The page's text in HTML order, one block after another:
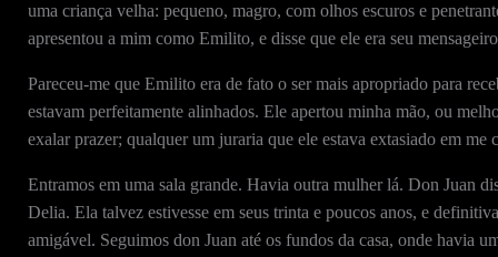
uma criança velha: pequeno, magro, com olhos escuros e
apresentou a mim como Emilito, e disse que ele era seu
Pareceu-me que Emilito era de fato o ser mais apropriado para
estavam perfeitamente alinhados. Ele apertou minha mão, ou
exalar prazer; qualquer um juraria que ele estava extasiado em
Entramos em uma sala grande. Havia outra mulher lá. Don Juan
Delia. Ela talvez estivesse em seus trinta e poucos anos, e
amigável. Seguimos don Juan até os fundos da casa, onde havia